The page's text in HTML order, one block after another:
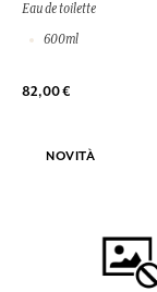
Eau de toilette
600ml
82,00 €
NOVITÀ